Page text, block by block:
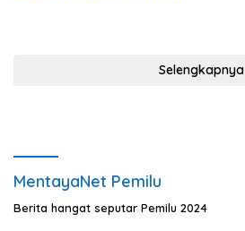
Selengkapnya
MentayaNet Pemilu
Berita hangat seputar Pemilu 2024